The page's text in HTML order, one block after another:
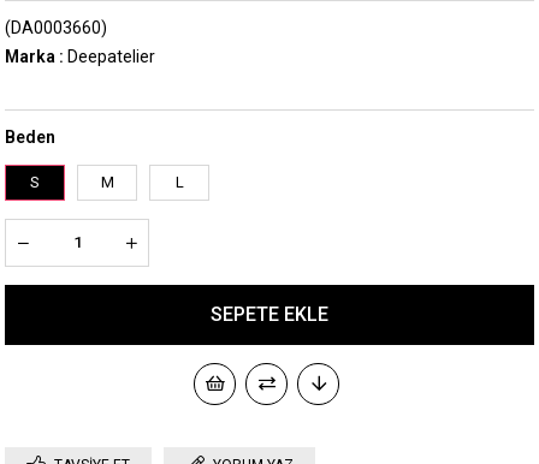
(DA0003660)
Marka : Deepatelier
Beden
S M L